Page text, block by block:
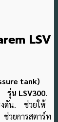
LSV
tank)
รุ่น LSV300.
งดัน. ช่วยให้
วยการสตาร์ท